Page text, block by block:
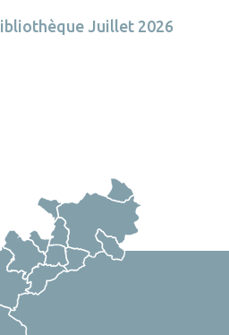
Juillet 2026
2026 – 3RD’Anjou